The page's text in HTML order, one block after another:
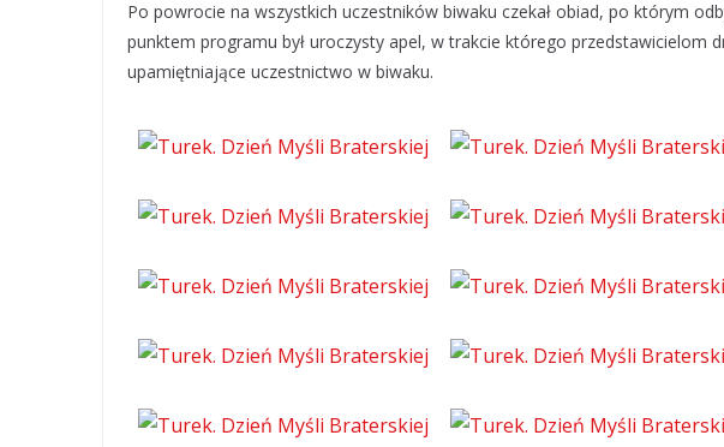
Po powrocie na wszystkich uczestników biwaku czekał obiad, po którym
punktem programu był uroczysty apel, w trakcie którego przedstawicielom
upamiętniające uczestnictwo w biwaku.